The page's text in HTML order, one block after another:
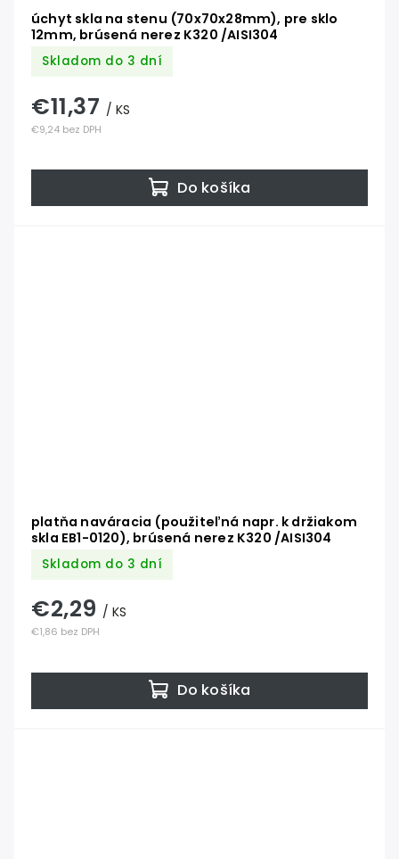
úchyt skla na stenu (70x70x28mm), pre sklo
12mm, brúsená nerez K320 /AISI304
Skladom do 3 dní
€9,24 bez DPH
€11,37 / KS
Do košíka
platňa naváracia (použiteľná napr. k držiakom
skla EB1-0120), brúsená nerez K320 /AISI304
Skladom do 3 dní
€1,86 bez DPH
€2,29 / KS
Do košíka